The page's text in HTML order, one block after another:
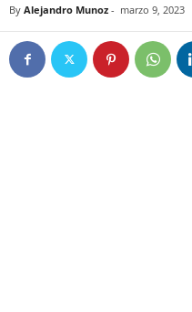
By Alejandro Munoz - marzo 9, 2023